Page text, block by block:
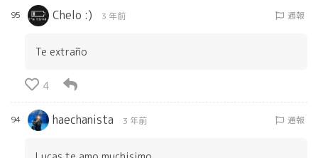
95 Chelo :) 3 年前 通報
Te extraño
4
94 haechanista 3 年前 通報